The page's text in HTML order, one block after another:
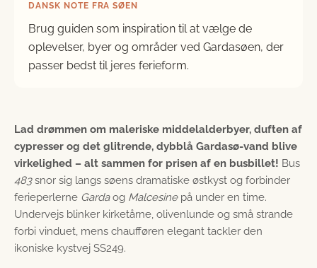
DANSK NOTE FRA SØEN
Brug guiden som inspiration til at vælge de
oplevelser, byer og områder ved Gardasøen, der
passer bedst til jeres ferieform.
Lad drømmen om maleriske middelalderbyer, duften af
cypresser og det glitrende, dybblå Gardasø-vand blive
virkelighed – alt sammen for prisen af en busbillet! Bus
483snor sig langs søens dramatiske østkyst og forbinder
ferieperlerne Gardaog Malcesinepå under en time.
Undervejs blinker kirketårne, olivenlunde og små strande
forbi vinduet, mens chaufføren elegant tackler den
ikoniske kystvej SS249.